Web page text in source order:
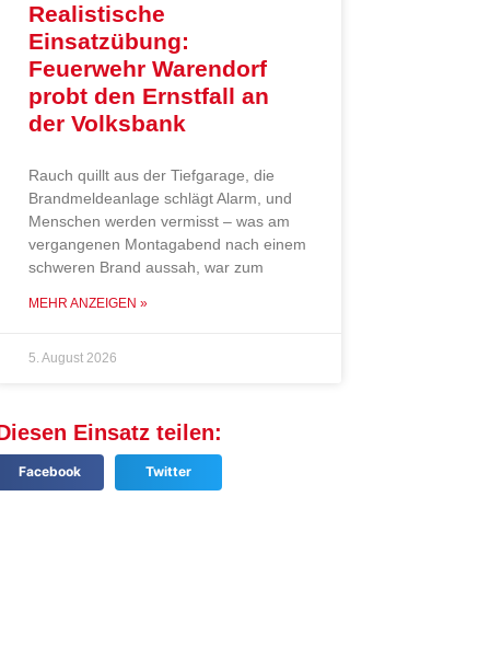
Realistische
Einsatzübung:
Feuerwehr Warendorf
probt den Ernstfall an
der Volksbank
Rauch quillt aus der Tiefgarage, die
Brandmeldeanlage schlägt Alarm, und
Menschen werden vermisst – was am
vergangenen Montagabend nach einem
schweren Brand aussah, war zum
MEHR ANZEIGEN »
5. August 2026
Einsatz teilen:
Facebook Twitter